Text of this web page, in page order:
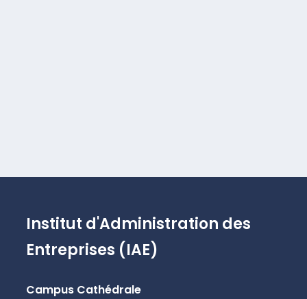
Institut d'Administration des
Entreprises (IAE)
Campus Cathédrale